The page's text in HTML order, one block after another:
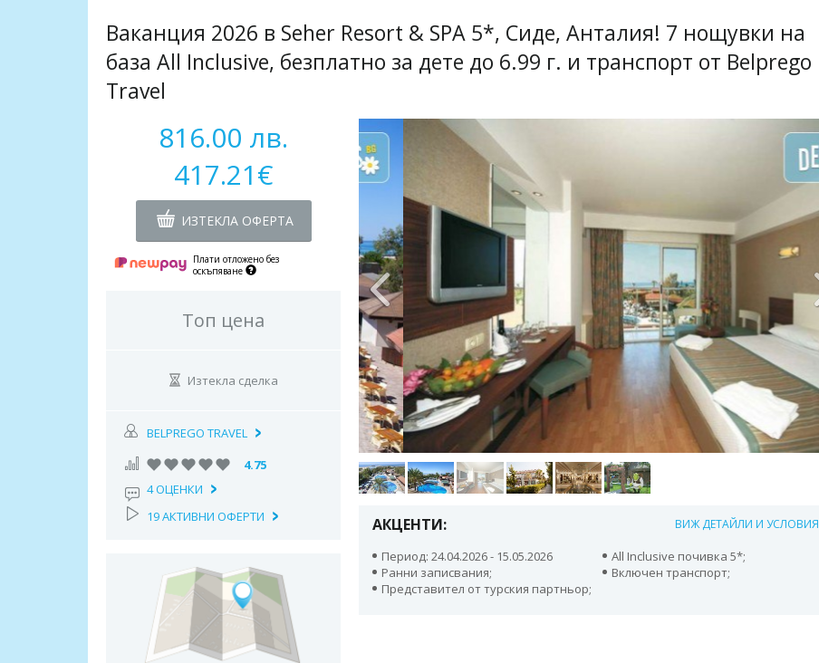
Ваканция 2026 в Seher Resort & SPA 5*, Сиде, Анталия! 7 нощувки на
база All Inclusive, безплатно за дете до 6.99 г. и транспорт от Belprego
Travel
АКЦЕНТИ: ВИЖ ДЕТАЙЛИ И УСЛОВИЯ
Период: 24.04.2026 - 15.05.2026
All Inclusive почивка 5*;
Ранни записвания;
Включен транспорт;
Представител от турския партньор;
816.00 лв.
417.21€
ИЗТЕКЛА ОФЕРТА
Плати отложено без
оскъпяване
Топ цена
Изтекла сделка
BELPREGO TRAVEL
4.75
4 ОЦЕНКИ
19 АКТИВНИ ОФЕРТИ